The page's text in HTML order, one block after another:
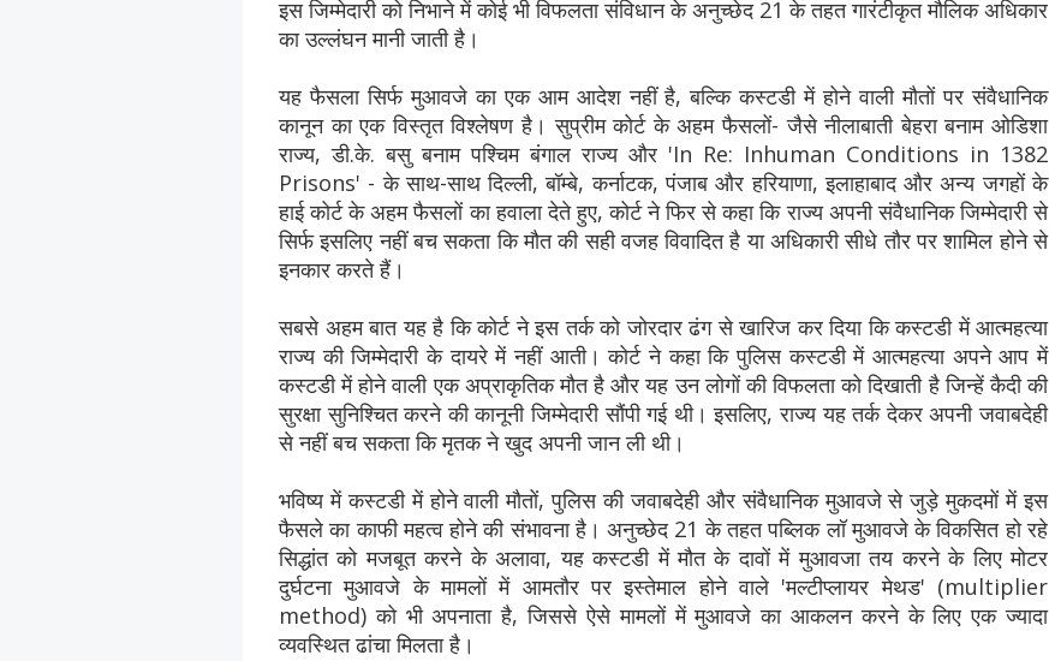
इस जिम्मेदारी को निभाने में कोई भी विफलता संविधान के अनुच्छेद 21 के तहत गारंटीकृत मौलिक अधिकार
का उल्लंघन मानी जाती है।
यह फैसला सिर्फ मुआवजे का एक आम आदेश नहीं है, बल्कि कस्टडी में होने वाली मौतों पर संवैधानिक
कानून का एक विस्तृत विश्लेषण है। सुप्रीम कोर्ट के अहम फैसलों- जैसे नीलाबाती बेहरा बनाम ओडिशा
राज्य, डी.के. बसु बनाम पश्चिम बंगाल राज्य और 'In Re: Inhuman Conditions in 1382
Prisons' - के साथ-साथ दिल्ली, बॉम्बे, कर्नाटक, पंजाब और हरियाणा, इलाहाबाद और अन्य जगहों के
हाई कोर्ट के अहम फैसलों का हवाला देते हुए, कोर्ट ने फिर से कहा कि राज्य अपनी संवैधानिक जिम्मेदारी से
सिर्फ इसलिए नहीं बच सकता कि मौत की सही वजह विवादित है या अधिकारी सीधे तौर पर शामिल होने से
इनकार करते हैं।
सबसे अहम बात यह है कि कोर्ट ने इस तर्क को जोरदार ढंग से खारिज कर दिया कि कस्टडी में आत्महत्या
राज्य की जिम्मेदारी के दायरे में नहीं आती। कोर्ट ने कहा कि पुलिस कस्टडी में आत्महत्या अपने आप में
कस्टडी में होने वाली एक अप्राकृतिक मौत है और यह उन लोगों की विफलता को दिखाती है जिन्हें कैदी की
सुरक्षा सुनिश्चित करने की कानूनी जिम्मेदारी सौंपी गई थी। इसलिए, राज्य यह तर्क देकर अपनी जवाबदेही
से नहीं बच सकता कि मृतक ने खुद अपनी जान ली थी।
भविष्य में कस्टडी में होने वाली मौतों, पुलिस की जवाबदेही और संवैधानिक मुआवजे से जुड़े मुकदमों में इस
फैसले का काफी महत्व होने की संभावना है। अनुच्छेद 21 के तहत पब्लिक लॉ मुआवजे के विकसित हो रहे
सिद्धांत को मजबूत करने के अलावा, यह कस्टडी में मौत के दावों में मुआवजा तय करने के लिए मोटर
दुर्घटना मुआवजे के मामलों में आमतौर पर इस्तेमाल होने वाले 'मल्टीप्लायर मेथड' (multiplier
method) को भी अपनाता है, जिससे ऐसे मामलों में मुआवजे का आकलन करने के लिए एक ज्यादा
व्यवस्थित ढांचा मिलता है।